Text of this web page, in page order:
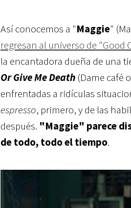
Así conocemos a "Maggie"
regresan al universo de "Good
la encantadora dueña de una
Or Give Me Death (Dame café
enfrentadas a ridículas
espresso, primero, y de las
después. "Maggie" parece
de todo, todo el tiempo.